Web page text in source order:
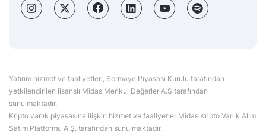
Yatırım hizmet ve faaliyetleri, Sermaye Piyasası Kurulu tarafından
yetkilendirilen lisanslı Midas Menkul Değerler A.Ş tarafından
sunulmaktadır.
Kripto varlık piyasasına ilişkin hizmet ve faaliyetler Midas Kripto Varlık Alım
Satım Platformu A.Ş. tarafından sunulmaktadır.